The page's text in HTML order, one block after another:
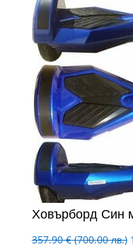
Ховърборд Син
357.90€ (700.00 лв.)